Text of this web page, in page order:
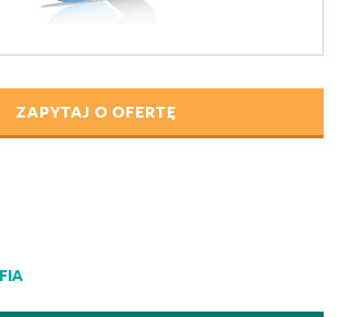
ZAPYTAJ O OFERTĘ